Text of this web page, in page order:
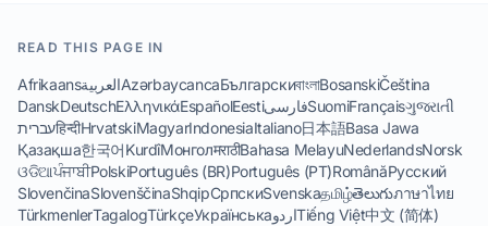
READ THIS PAGE IN
AfrikaansالعربيةAzərbaycancaБългарскиবাংলাBosanskiČeština
DanskDeutschΕλληνικάEspañolEestiفارسیSuomiFrançaisગુજરાતી
עבריתहिन्दीHrvatskiMagyarIndonesiaItaliano日本語Basa Jawa
Қазақша한국어KurdîМонголमराठीBahasa MelayuNederlandsNorsk
ଓଡିଆਪੰਜਾਬੀPolskiPortuguês (BR)Português (PT)RomânăРусский
SlovenčinaSlovenščinaShqipСрпскиSvenskaதமிழ்తెలుగుภาษาไทย
TürkmenlerTagalogTürkçeУкраїнськаاردوTiếng Việt中文 (简体)